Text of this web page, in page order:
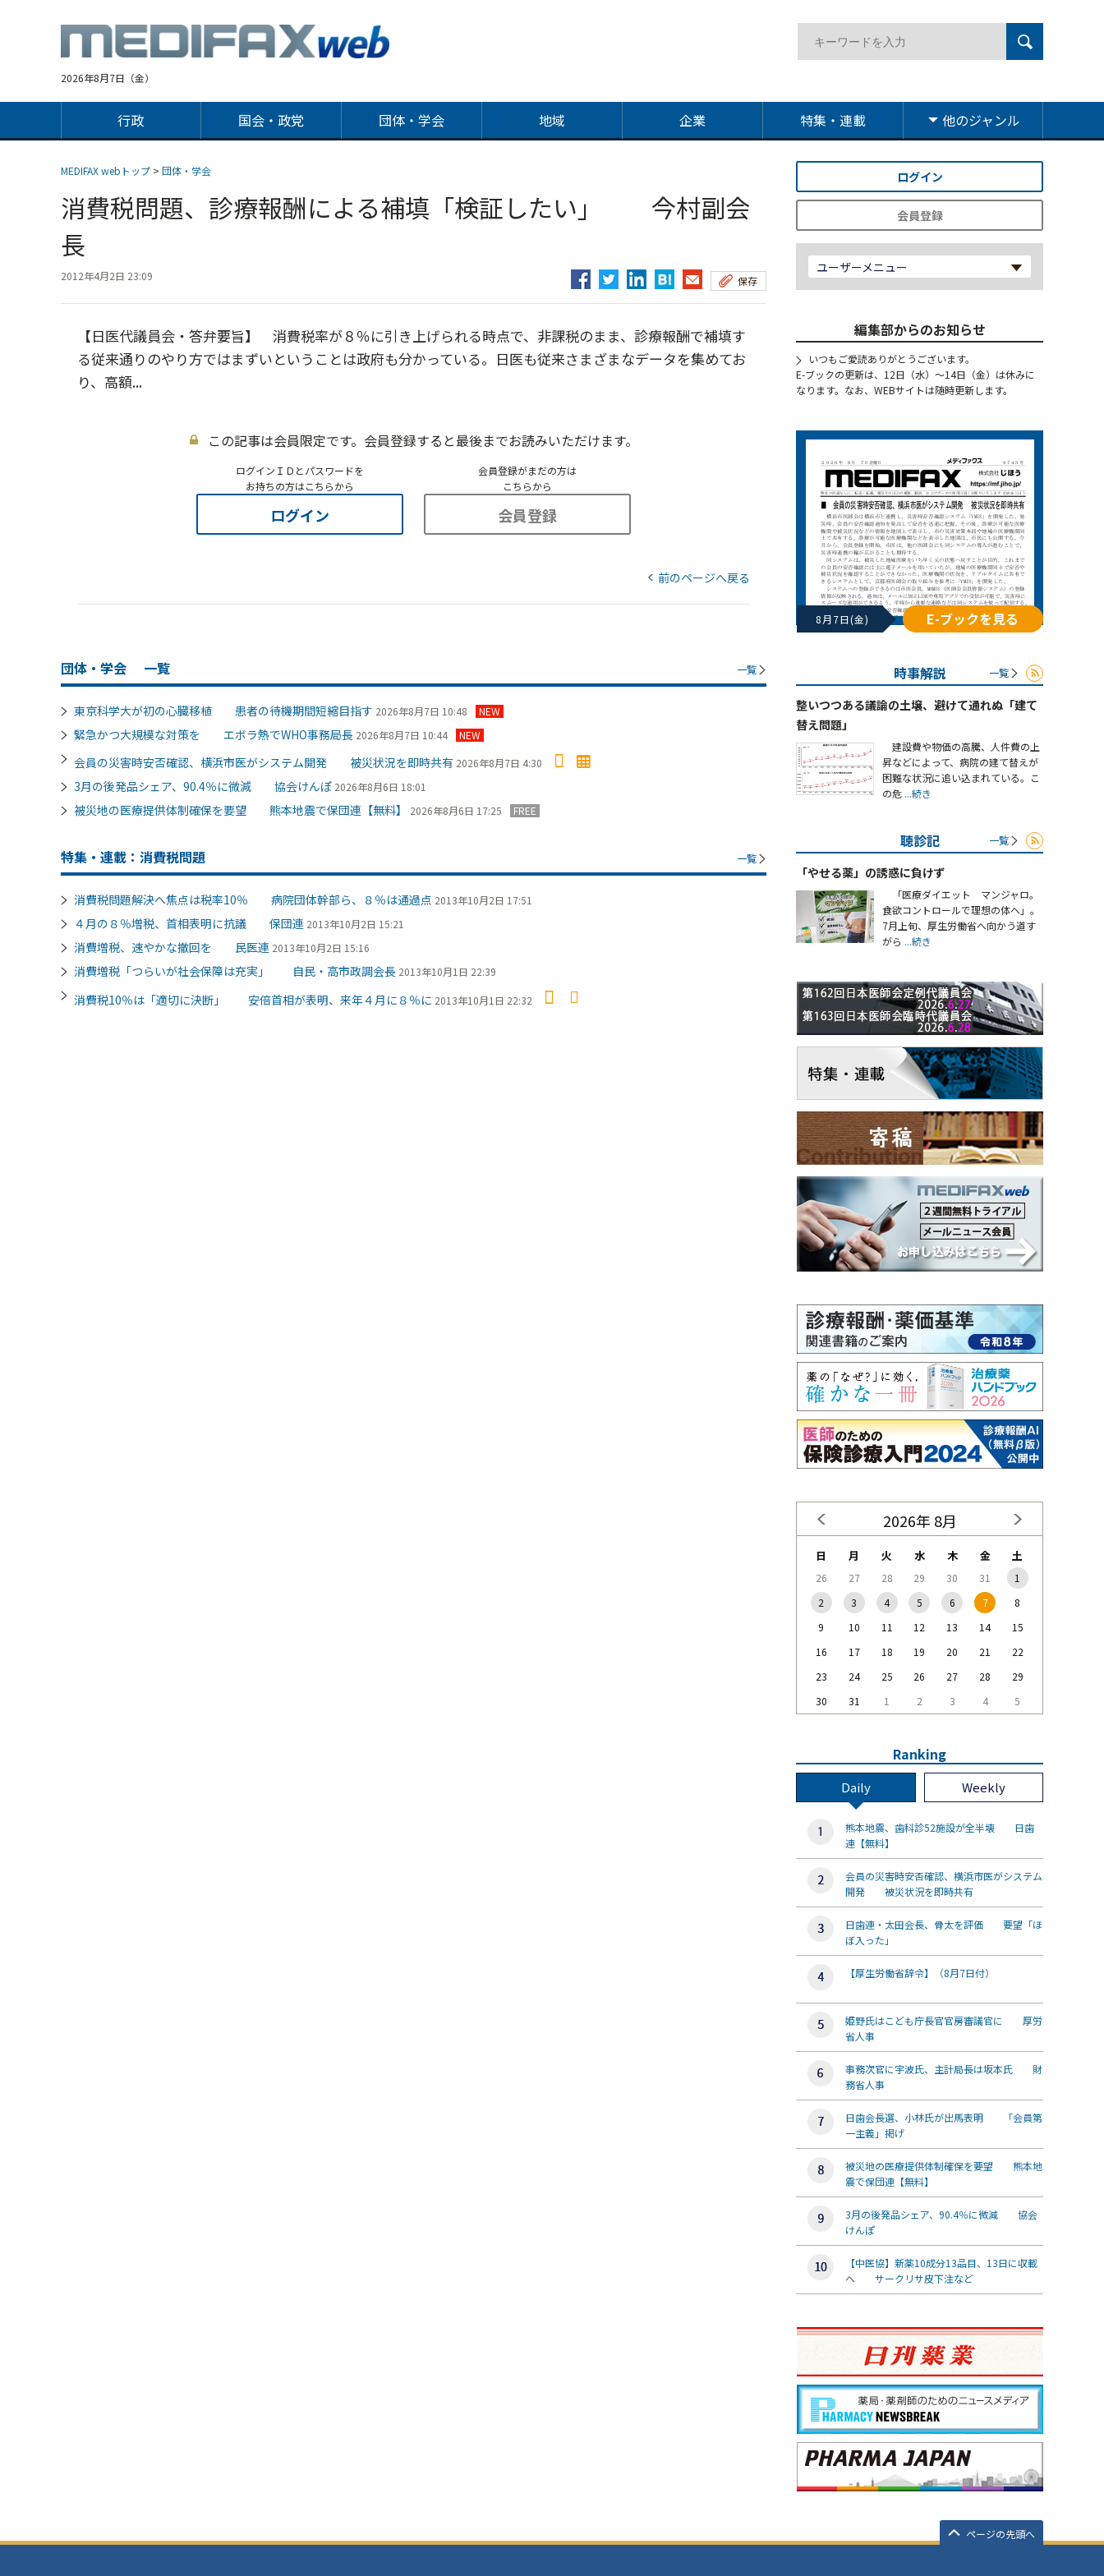
2026年8月7日（金）
行政 国会・政党 団体・学会 地域 企業 特集・連載 他のジャンル
MEDIFAX webトップ > 団体・学会
消費税問題、診療報酬による補填「検証したい」 今村副会
長
2012年4月2日 23:09 保存
【日医代議員会・答弁要旨】 消費税率が８％に引き上げられる時点で、非課税のまま、診療報酬で補填す
る従来通りのやり方ではまずいということは政府も分かっている。日医も従来さまざまなデータを集めてお
り、高額...
この記事は会員限定です。会員登録すると最後までお読みいただけます。
ログインＩＤとパスワードを
お持ちの方はこちらから
ログイン
会員登録がまだの方は
こちらから
会員登録
前のページへ戻る
団体・学会 一覧 一覧
東京科学大が初の心臓移植 患者の待機期間短縮目指す 2026年8月7日 10:48 NEW
緊急かつ大規模な対策を エボラ熱でWHO事務局長 2026年8月7日 10:44 NEW
会員の災害時安否確認、横浜市医がシステム開発 被災状況を即時共有 2026年8月7日 4:30
3月の後発品シェア、90.4％に微減 協会けんぽ 2026年8月6日 18:01
被災地の医療提供体制確保を要望 熊本地震で保団連【無料】 2026年8月6日 17:25 FREE
特集・連載：消費税問題 一覧
消費税問題解決へ焦点は税率10％ 病院団体幹部ら、８％は通過点 2013年10月2日 17:51
４月の８％増税、首相表明に抗議 保団連 2013年10月2日 15:21
消費増税、速やかな撤回を 民医連 2013年10月2日 15:16
消費増税「つらいが社会保障は充実」 自民・高市政調会長 2013年10月1日 22:39
消費税10％は「適切に決断」 安倍首相が表明、来年４月に８％に 2013年10月1日 22:32
ログイン
会員登録
ユーザーメニュー
編集部からのお知らせ
いつもご愛読ありがとうございます。
E-ブックの更新は、12日（水）～14日（金）は休みに
なります。なお、WEBサイトは随時更新します。
8月7日(金) E-ブックを見る
時事解説 一覧
整いつつある議論の土壌、避けて通れぬ「建て
替え問題」
建設費や物価の高騰、人件費の上
昇などによって、病院の建て替えが
困難な状況に追い込まれている。こ
の危 ...続き
聴診記 一覧
「やせる薬」の誘惑に負けず
「医療ダイエット マンジャロ。
食欲コントロールで理想の体へ」。
7月上旬、厚生労働省へ向かう道す
がら ...続き
2026年 8月
日 月 火 水 木 金 土
26 27 28 29 30 31
1
2
3 4 5 6 7
8
9
10 11 12 13 14
15
16
17 18 19 20 21
22
23
24 25 26 27 28
29
30
31 1 2 3 4 5
Ranking
Daily Weekly
熊本地震、歯科診52施設が全半壊 日歯
連【無料】
会員の災害時安否確認、横浜市医がシステム
開発 被災状況を即時共有
日歯連・太田会長、骨太を評価 要望「ほ
ぼ入った」
【厚生労働省辞令】（8月7日付）
姫野氏はこども庁長官官房審議官に 厚労
省人事
事務次官に宇波氏、主計局長は坂本氏 財
務省人事
日歯会長選、小林氏が出馬表明 「会員第
一主義」掲げ
被災地の医療提供体制確保を要望 熊本地
震で保団連【無料】
3月の後発品シェア、90.4％に微減 協会
けんぽ
【中医協】新薬10成分13品目、13日に収載
へ サークリサ皮下注など
ページの先頭へ